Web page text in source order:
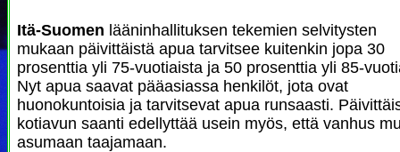
Itä-Suomen lääninhallituksen tekemien selvitysten
mukaan päivittäistä apua tarvitsee kuitenkin jopa 30
prosenttia yli 75-vuotiaista ja 50 prosenttia yli 85-
Nyt apua saavat pääasiassa henkilöt, jota ovat
huonokuntoisia ja tarvitsevat apua runsaasti.
kotiavun saanti edellyttää usein myös, että vanhus
asumaan taajamaan.